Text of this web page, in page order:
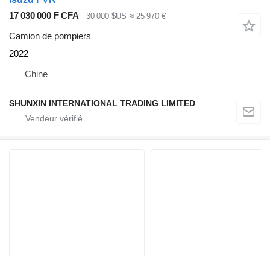
17 030 000 F CFA
30 000 $US ≈ 25 970 €
Camion de pompiers
2022
Chine
SHUNXIN INTERNATIONAL TRADING LIMITED